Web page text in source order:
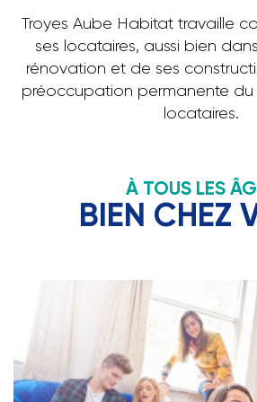
Troyes Aube Habitat travaille
ses locataires, aussi bien
rénovation et de ses
préoccupation permanente
locataires.
À TOUS LES
BIEN CHEZ